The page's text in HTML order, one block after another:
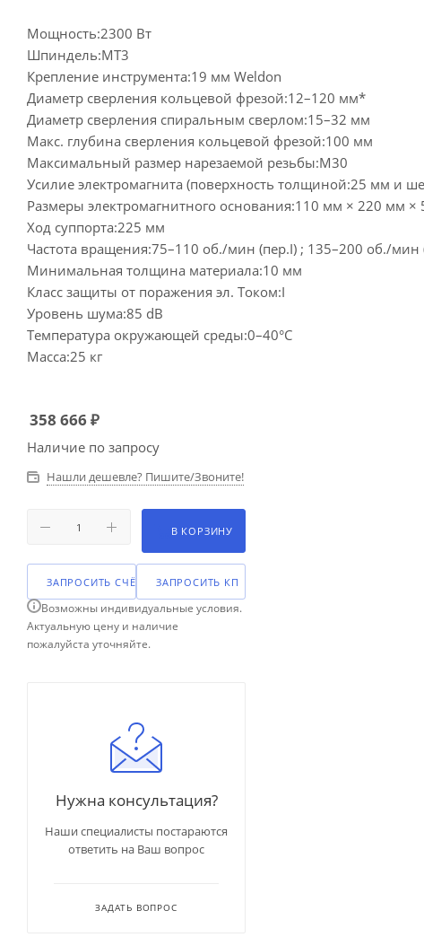
Мощность:2300 Вт
Шпиндель:MT3
Крепление инструмента:19 мм Weldon
Диаметр сверления кольцевой фрезой:12–120 мм*
Диаметр сверления спиральным сверлом:15–32 мм
Макс. глубина сверления кольцевой фрезой:100 мм
Максимальный размер нарезаемой резьбы:M30
Усилие электромагнита (поверхность толщиной:25 мм и
Размеры электромагнитного основания:110 мм × 220 мм ×
Ход суппорта:225 мм
Частота вращения:75–110 об./мин (пер.I) ; 135–200 об./
Минимальная толщина материала:10 мм
Класс защиты от поражения эл. Током:I
Уровень шума:85 dB
Температура окружающей среды:0–40°C
Масса:25 кг
358 666 ₽
Наличие по запросу
Нашли дешевле? Пишите/Звоните!
В КОРЗИНУ
ЗАПРОСИТЬ СЧЁТ ЗАПРОСИТЬ КП
Возможны индивидуальные условия.
Актуальную цену и наличие
пожалуйста уточняйте.
Нужна консультация?
Наши специалисты постараются
ответить на Ваш вопрос
ЗАДАТЬ ВОПРОС